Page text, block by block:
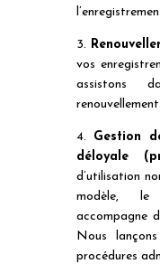
3.
vos
assistons
renouvellement.
4. Gestion
déloyale
d’utilisation
modèle,
accompagne
Nous
procédures